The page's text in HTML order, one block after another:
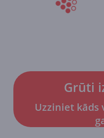
Grūti
Uzziniet